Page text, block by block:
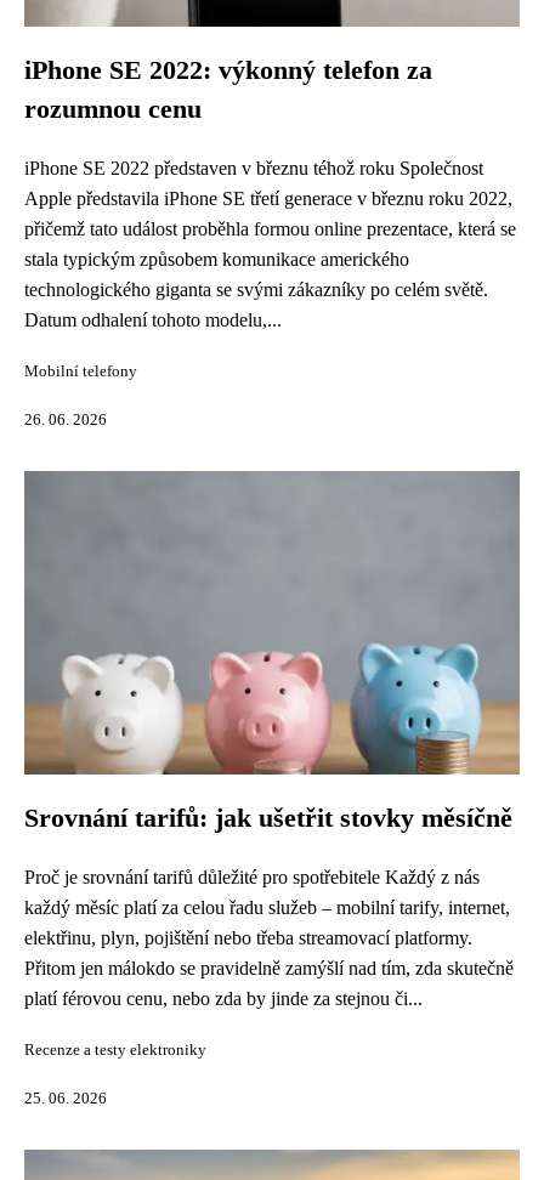
iPhone SE 2022: výkonný telefon za
rozumnou cenu
iPhone SE 2022 představen v březnu téhož roku Společnost
Apple představila iPhone SE třetí generace v březnu roku 2022,
přičemž tato událost proběhla formou online prezentace, která se
stala typickým způsobem komunikace amerického
technologického giganta se svými zákazníky po celém světě.
Datum odhalení tohoto modelu,...
Mobilní telefony
26. 06. 2026
Srovnání tarifů: jak ušetřit stovky měsíčně
Proč je srovnání tarifů důležité pro spotřebitele Každý z nás
každý měsíc platí za celou řadu služeb – mobilní tarify, internet,
elektřinu, plyn, pojištění nebo třeba streamovací platformy.
Přitom jen málokdo se pravidelně zamýšlí nad tím, zda skutečně
platí férovou cenu, nebo zda by jinde za stejnou či...
Recenze a testy elektroniky
25. 06. 2026